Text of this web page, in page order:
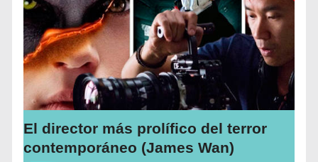
El director más prolífico del terror
contemporáneo (James Wan)